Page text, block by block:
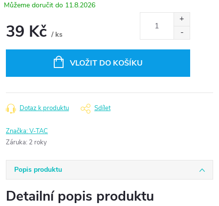
11.8.2026
39 Kč / ks
VLOŽIT DO KOŠÍKU
Dotaz k produktu Sdílet
Značka:V-TAC
Záruka: 2 roky
Popis produktu
Detailní popis produktu